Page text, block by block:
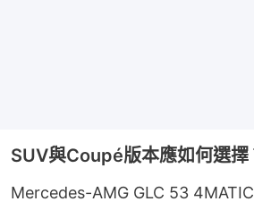
SUV與Coupé版本應如何選擇
Mercedes-AMG GLC 53